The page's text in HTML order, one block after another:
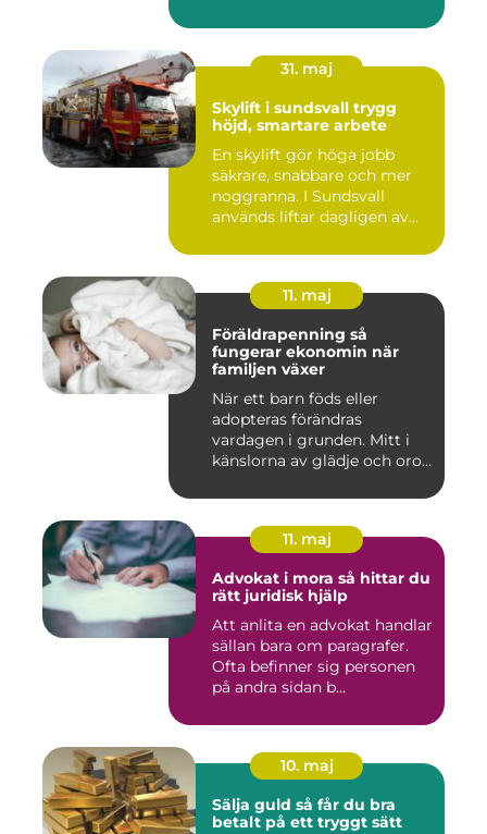
31. maj
Skylift i sundsvall trygg
höjd, smartare arbete
En skylift gör höga jobb
säkrare, snabbare och mer
noggranna. I Sundsvall
används liftar dagligen av...
11. maj
Föräldrapenning så
fungerar ekonomin när
familjen växer
När ett barn föds eller
adopteras förändras
vardagen i grunden. Mitt i
känslorna av glädje och oro
11. maj
Advokat i mora så hittar du
rätt juridisk hjälp
Att anlita en advokat handlar
sällan bara om paragrafer.
Ofta befinner sig personen
på andra sidan b...
10. maj
Sälja guld så får du bra
betalt på ett tryggt sätt